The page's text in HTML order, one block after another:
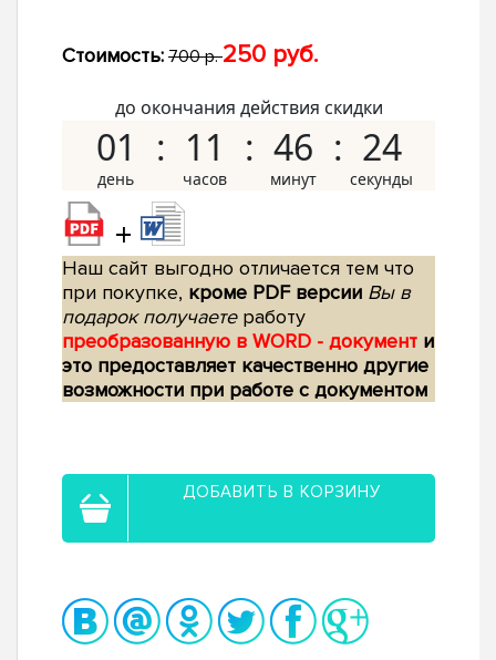
Стоимость: 700 р.250 руб.
до окончания действия скидки
01 11 46 23
+
Наш сайт выгодно отличается тем что
при покупке, кроме PDF версии Вы в
подарок получаетеработу
преобразованную в WORD - документ и
это предоставляет качественно другие
возможности при работе с документом
ДОБАВИТЬ В КОРЗИНУ